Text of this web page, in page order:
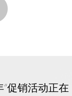
促销活动正在